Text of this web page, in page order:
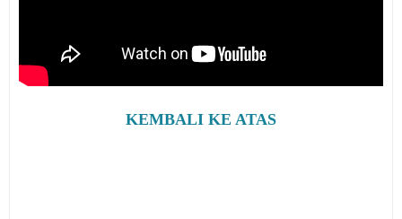
KEMBALI KE ATAS